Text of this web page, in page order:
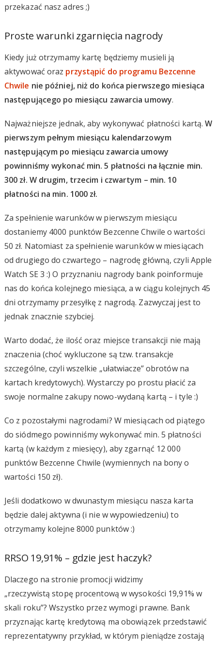
przekazać nasz adres ;)
Proste warunki zgarnięcia nagrody
Kiedy już otrzymamy kartę będziemy musieli ją
aktywować oraz przystąpić do programu Bezcenne
Chwile nie później, niż do końca pierwszego miesiąca
następującego po miesiącu zawarcia umowy.
Najważniejsze jednak, aby wykonywać płatności kartą.W
pierwszym pełnym miesiącu kalendarzowym
następującym po miesiącu zawarcia umowy
powinniśmy wykonać min. 5 płatności na łącznie min.
300 zł. W drugim, trzecim i czwartym – min. 10
płatności na min. 1000 zł.
Za spełnienie warunków w pierwszym miesiącu
dostaniemy 4000 punktów Bezcenne Chwile o wartości
50 zł. Natomiast za spełnienie warunków w miesiącach
od drugiego do czwartego – nagrodę główną, czyli Apple
Watch SE 3 :) O przyznaniu nagrody bank poinformuje
nas do końca kolejnego miesiąca, a w ciągu kolejnych 45
dni otrzymamy przesyłkę z nagrodą. Zazwyczaj jest to
jednak znacznie szybciej.
Warto dodać, że ilość oraz miejsce transakcji nie mają
znaczenia (choć wykluczone są tzw. transakcje
szczególne, czyli wszelkie „ułatwiacze” obrotów na
kartach kredytowych). Wystarczy po prostu płacić za
swoje normalne zakupy nowo-wydaną kartą – i tyle :)
Co z pozostałymi nagrodami? W miesiącach od piątego
do siódmego powinniśmy wykonywać min. 5 płatności
kartą (w każdym z miesięcy), aby zgarnąć 12 000
punktów Bezcenne Chwile (wymiennych na bony o
wartości 150 zł).
Jeśli dodatkowo w dwunastym miesiącu nasza karta
będzie dalej aktywna (i nie w wypowiedzeniu) to
otrzymamy kolejne 8000 punktów :)
RRSO 19,91% – gdzie jest haczyk?
Dlaczego na stronie promocji widzimy
„rzeczywistą stopę procentową w wysokości 19,91% w
skali roku”? Wszystko przez wymogi prawne. Bank
przyznając kartę kredytową ma obowiązek przedstawić
reprezentatywny przykład, w którym pieniądze zostają